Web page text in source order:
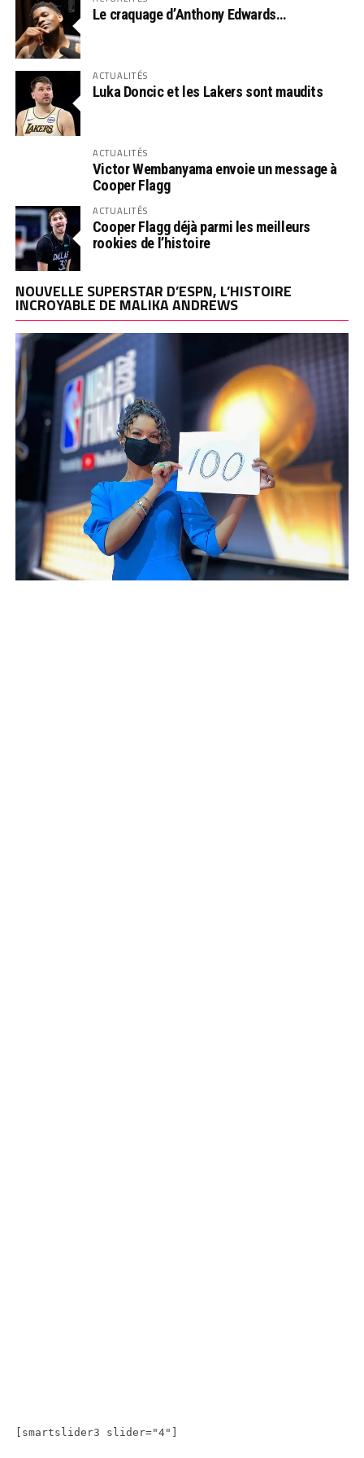
Le craquage d’Anthony Edwards…
ACTUALITÉS
Luka Doncic et les Lakers sont maudits
ACTUALITÉS
Victor Wembanyama envoie un message à
Cooper Flagg
ACTUALITÉS
Cooper Flagg déjà parmi les meilleurs
rookies de l’histoire
NOUVELLE SUPERSTAR D’ESPN, L’HISTOIRE
INCROYABLE DE MALIKA ANDREWS
[smartslider3 slider="4"]